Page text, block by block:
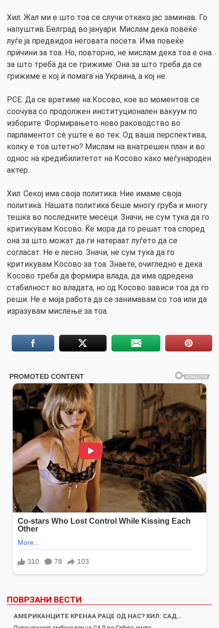
Хил: Жал ми е што тоа се случи откако јас заминав. Го
напуштив Белград во јануари. Мислам дека повеќе
луѓе ја предвидоа неговата посета. Има повеќе
причини за тоа. Но, повторно, не мислам дека тоа е она
за што треба да се грижиме. Она за што треба да се
грижиме е кој ѝ помага на Украина, а кој не.
РСЕ: Да се вратиме на Косово, кое во моментов се
соочува со продолжен институционален вакуум по
изборите. Формирањето ново раководство во
парламентот сè уште е во тек. Од ваша перспектива,
колку е тоа штетно? Мислам на внатрешен план и во
однос на кредибилитетот на Косово како меѓународен
актер.
Хил: Секој има своја политика. Ние имаме своја
политика. Нашата политика беше многу груба и многу
тешка во последните месеци. Значи, не сум тука да го
критикувам Косово. Ќе мора да го решат тоа според
она за што можат да ги натераат луѓето да се
согласат. Не е лесно. Значи, не сум тука да го
критикувам Косово за тоа. Знаете, очигледно е дека
Косово треба да формира влада, да има одредена
стабилност во владата, но од Косово зависи тоа да го
реши. Не е моја работа да се занимавам со тоа или да
изразувам мислење за тоа.
ПОВРЗАНИ ВЕСТИ
AМЕРИКАНЦИТЕ КРЕНАА РАЦЕ ОД НАС? ХИЛ: САД…